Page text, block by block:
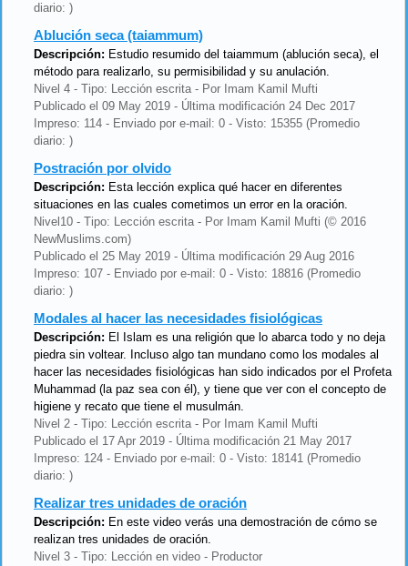
diario: )
Ablución seca (taiammum)
Descripción: Estudio resumido del taiammum (ablución seca), el
método para realizarlo, su permisibilidad y su anulación.
Nivel 4 - Tipo: Lección escrita - Por Imam Kamil Mufti
Publicado el 09 May 2019 - Última modificación 24 Dec 2017
Impreso: 114 - Enviado por e-mail: 0 - Visto: 15355 (Promedio
diario: )
Postración por olvido
Descripción: Esta lección explica qué hacer en diferentes
situaciones en las cuales cometimos un error en la oración.
Nivel10 - Tipo: Lección escrita - Por Imam Kamil Mufti (© 2016
NewMuslims.com)
Publicado el 25 May 2019 - Última modificación 29 Aug 2016
Impreso: 107 - Enviado por e-mail: 0 - Visto: 18816 (Promedio
diario: )
Modales al hacer las necesidades fisiológicas
Descripción: El Islam es una religión que lo abarca todo y no deja
piedra sin voltear. Incluso algo tan mundano como los modales al
hacer las necesidades fisiológicas han sido indicados por el Profeta
Muhammad (la paz sea con él), y tiene que ver con el concepto de
higiene y recato que tiene el musulmán.
Nivel 2 - Tipo: Lección escrita - Por Imam Kamil Mufti
Publicado el 17 Apr 2019 - Última modificación 21 May 2017
Impreso: 124 - Enviado por e-mail: 0 - Visto: 18141 (Promedio
diario: )
Realizar tres unidades de oración
Descripción: En este video verás una demostración de cómo se
realizan tres unidades de oración.
Nivel 3 - Tipo: Lección en video - Productor